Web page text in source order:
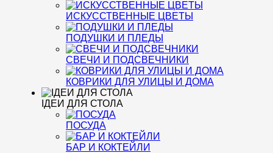
ИСКУССТВЕННЫЕ ЦВЕТЫ
ПОДУШКИ И ПЛЕДЫ
СВЕЧИ И ПОДСВЕЧНИКИ
КОВРИКИ ДЛЯ УЛИЦЫ И ДОМА
ІДЕИ ДЛЯ СТОЛА
ПОСУДА
БАР И КОКТЕЙЛИ